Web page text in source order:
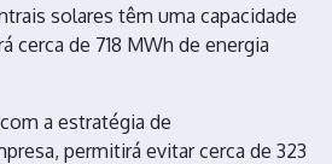
solares têm uma capacidade
cerca de 718 MWh de energia
a estratégia de
permitirá evitar cerca de 323